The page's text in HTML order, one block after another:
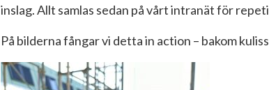
inslag. Allt samlas sedan på vårt intranät för
På bilderna fångar vi detta in action – bakom